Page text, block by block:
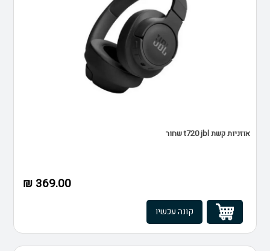
אוזניות קשת t720 jbl שחור
369.00 ₪
קונה עכשיו